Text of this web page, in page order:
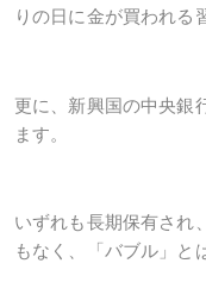
りの日に金が買われる
更に、新興国の中央銀
ます。
いずれも長期保有され
もなく、「バブル」と